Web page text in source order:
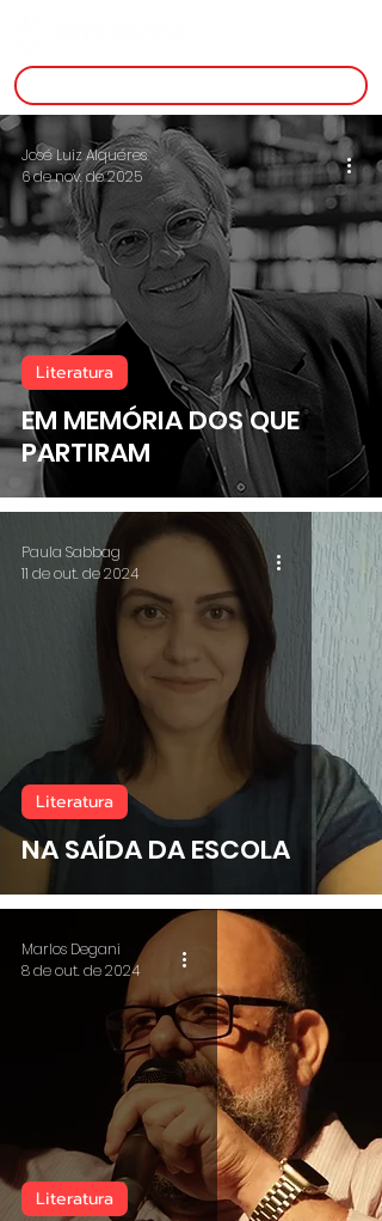
EM MEMÓRIA DOS QUE
PARTIRAM
Literatura
José Luiz Alquéres
6 de nov. de 2025
NA SAÍDA DA ESCOLA
Literatura
Paula Sabbag
11 de out. de 2024
Literatura
Marlos Degani
8 de out. de 2024